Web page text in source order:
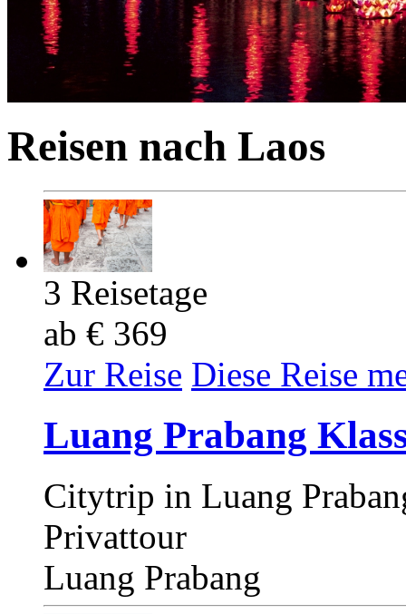
Reisen nach Laos
3 Reisetage
ab € 369
Zur Reise Diese Reise
Luang Prabang
Citytrip in Luang
Privattour
Luang Prabang